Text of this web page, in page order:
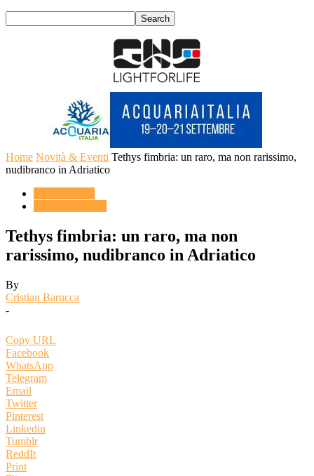
Home Novità & Eventi Tethys fimbria: un raro, ma non rarissimo,
nudibranco in Adriatico
Tethys fimbria: un raro, ma non
rarissimo, nudibranco in Adriatico
By
Cristian Barucca
-
Copy URL
Facebook
WhatsApp
Telegram
Email
Twitter
Pinterest
Linkedin
Tumblr
ReddIt
Print